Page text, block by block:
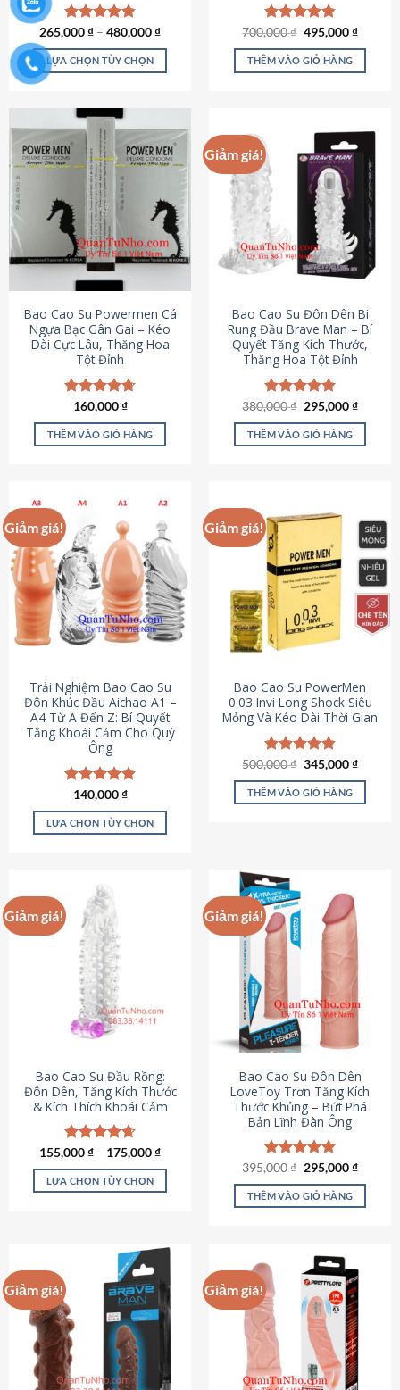
Được xếp
hạng4.87
5 sao
265,000₫ – 480,000₫
LỰA CHỌN TÙY CHỌN
này
có
nhiều
biến
thể.
Các
tùy
chọn
có
chọn
trên
trang
sản
phẩm
Được xếp
hạng4.83
5 sao
700,000₫ Giá
là:
700,000 ₫.
495,000₫Giá
tại
THÊM VÀO GIỎ HÀNG
Bao Cao Su Powermen Cá
Ngựa Bạc Gân Gai – Kéo
Dài Cực Lâu, Thăng Hoa
Tột Đỉnh
Được xếp
hạng4.73
5 sao
160,000₫
THÊM VÀO GIỎ HÀNG
Giảm giá!
Bao Cao Su Đôn Dên Bi
Rung Đầu Brave Man – Bí
Quyết Tăng Kích Thước,
Thăng Hoa Tột Đỉnh
Được xếp
hạng5.00
5 sao
380,000₫ Giá
là:
380,000 ₫.
295,000₫Giá
tại
THÊM VÀO GIỎ HÀNG
Giảm giá!
Trải Nghiệm Bao Cao Su
Đôn Khúc Đầu Aichao A1 –
A4 Từ A Đến Z: Bí Quyết
Tăng Khoái Cảm Cho Quý
Ông
Được xếp
hạng4.88
5 sao
140,000₫
LỰA CHỌN TÙY CHỌN
có
nhiều
biến
thể.
Các
tùy
chọn
có
chọn
trên
trang
sản
phẩm
Giảm giá!
Bao Cao Su PowerMen
0.03 Invi Long Shock Siêu
Mỏng Và Kéo Dài Thời Gian
Được xếp
hạng4.85
5 sao
500,000₫ Giá
là:
500,000 ₫.
345,000₫Giá
tại
THÊM VÀO GIỎ HÀNG
Giảm giá!
Bao Cao Su Đầu Rồng:
Đôn Dên, Tăng Kích Thước
& Kích Thích Khoái Cảm
Được xếp
hạng4.69
5 sao
155,000₫ – 175,000₫
LỰA CHỌN TÙY CHỌN
nhiều
biến
thể.
Các
tùy
chọn
Giảm giá!
Bao Cao Su Đôn Dên
LoveToy Trơn Tăng Kích
Thước Khủng – Bứt Phá
Bản Lĩnh Đàn Ông
Được xếp
hạng4.82
5 sao
395,000₫ Giá
là:
395,000 ₫.
295,000₫Giá
tại
THÊM VÀO GIỎ HÀNG
Giảm giá! Giảm giá!